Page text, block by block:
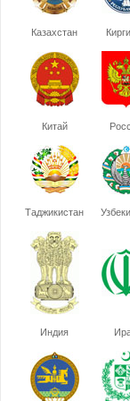
Казахстан
Китай
Таджикистан
Индия